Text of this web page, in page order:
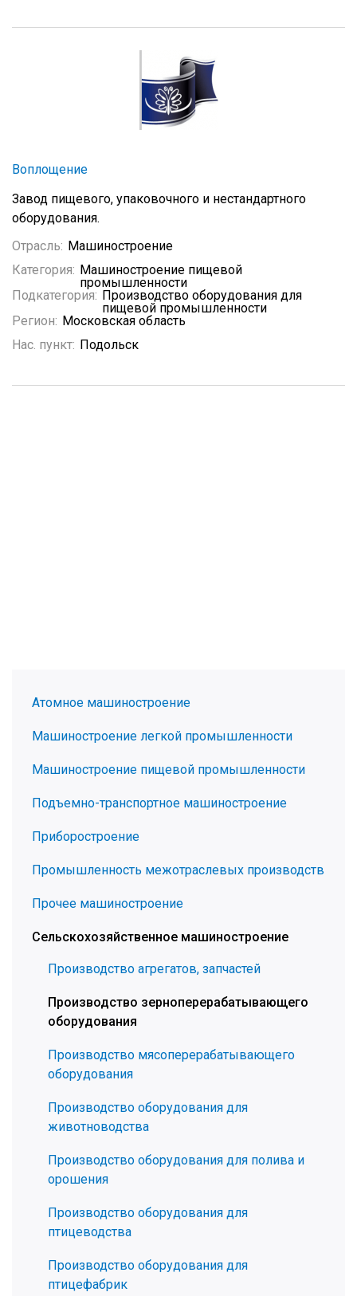
Воплощение
Завод пищевого, упаковочного и нестандартного
оборудования.
Отрасль: Машиностроение
Категория: Машиностроение пищевой
промышленности
Подкатегория: Производство оборудования для
пищевой промышленности
Регион: Московская область
Нас. пункт: Подольск
Атомное машиностроение
Машиностроение легкой промышленности
Машиностроение пищевой промышленности
Подъемно-транспортное машиностроение
Приборостроение
Промышленность межотраслевых производств
Прочее машиностроение
Сельскохозяйственное машиностроение
Производство агрегатов, запчастей
Производство зерноперерабатывающего
оборудования
Производство мясоперерабатывающего
оборудования
Производство оборудования для
животноводства
Производство оборудования для полива и
орошения
Производство оборудования для
птицеводства
Производство оборудования для
птицефабрик